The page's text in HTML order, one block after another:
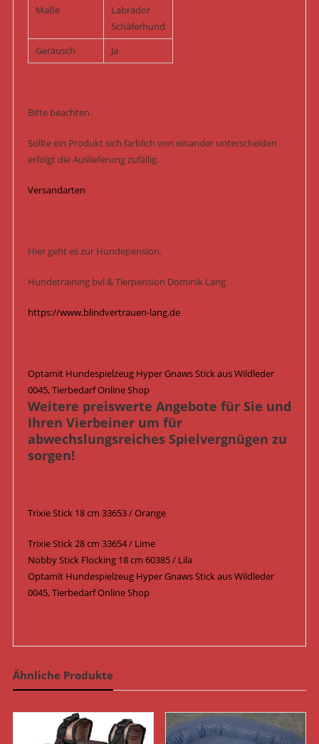
Maße
Labrador
Schäferhund
Geräusch
Ja
Bitte beachten.
Sollte ein Produkt sich farblich von einander unterscheiden
erfolgt die Auslieferung zufällig.
Versandarten
Hier geht es zur Hundepension.
Hundetraining bvl & Tierpension Dominik Lang
https://www.blindvertrauen-lang.de
Optamit Hundespielzeug Hyper Gnaws Stick aus Wildleder
0045, Tierbedarf Online Shop
Weitere preiswerte Angebote für Sie und
Ihren Vierbeiner um für
abwechslungsreiches Spielvergnügen zu
sorgen!
Trixie Stick 18 cm 33653 / Orange
Trixie Stick 28 cm 33654 / Lime
Nobby Stick Flocking 18 cm 60385 / Lila
Optamit Hundespielzeug Hyper Gnaws Stick aus Wildleder
0045, Tierbedarf Online Shop
Ähnliche Produkte